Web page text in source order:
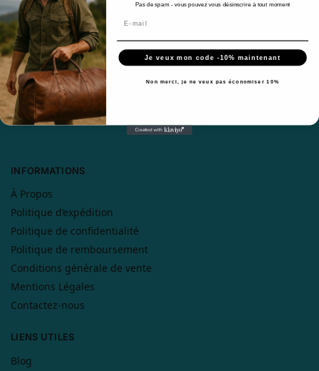
Une question ou une suggestion, contactez-nous et recevrez
une réponse en moins de 48h du lundi au vendredi entre 9h
et 17h
Par e-mail :contact@sacsvoyage.com
ADRESSE: 17 route de salles Pamproux 79800 France
Téléphone : 0665335497
INFORMATIONS
À Propos
Politique d’expédition
Politique de confidentialité
Politique de remboursement
Conditions générale de vente
Mentions Légales
Contactez-nous
LIENS UTILES
Blog
Pas de spam - vous pouvez vous désinscrire à tout moment
Je veux mon code -10% maintenant
Non merci, je ne veux pas économiser 10%